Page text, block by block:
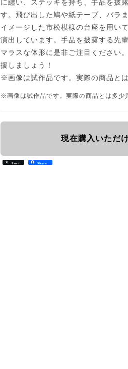
に纏い、ステッキを持ち、手品を披
す。飛び出した鳩や紙テープ、バラ
イメージした市松模様の台座を用い
演出しています。手品を披露する先
マラスな体形に是非ご注目ください
援しましょう！
※画像は試作品です。実際の商品と
※画像は試作品です。実際の商品とは多少
現在購入いただ
Post Share